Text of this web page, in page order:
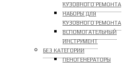
КУЗОВНОГО РЕМОНТА
НАБОРЫ ДЛЯ
КУЗОВНОГО РЕМОНТА
ВСПОМОГАТЕЛЬНЫЙ
ИНСТРУМЕНТ
БЕЗ КАТЕГОРИИ
ПЕНОГЕНЕРАТОРЫ